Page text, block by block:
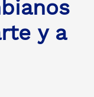
y a